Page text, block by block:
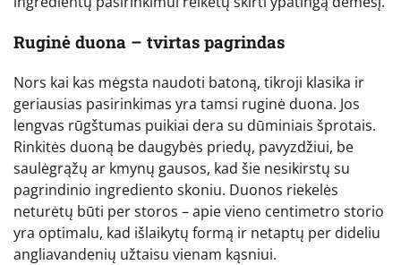
Ruginė duona – tvirtas pagrindas
Nors kai kas mėgsta naudoti batoną, tikroji klasika ir
geriausias pasirinkimas yra tamsi ruginė duona. Jos
lengvas rūgštumas puikiai dera su dūminiais šprotais.
Rinkitės duoną be daugybės priedų, pavyzdžiui, be
saulėgrąžų ar kmynų gausos, kad šie nesikirstų su
pagrindinio ingrediento skoniu. Duonos riekelės
neturėtų būti per storos – apie vieno centimetro storio
yra optimalu, kad išlaikytų formą ir netaptų per dideliu
angliavandenių užtaisu vienam kąsniui.